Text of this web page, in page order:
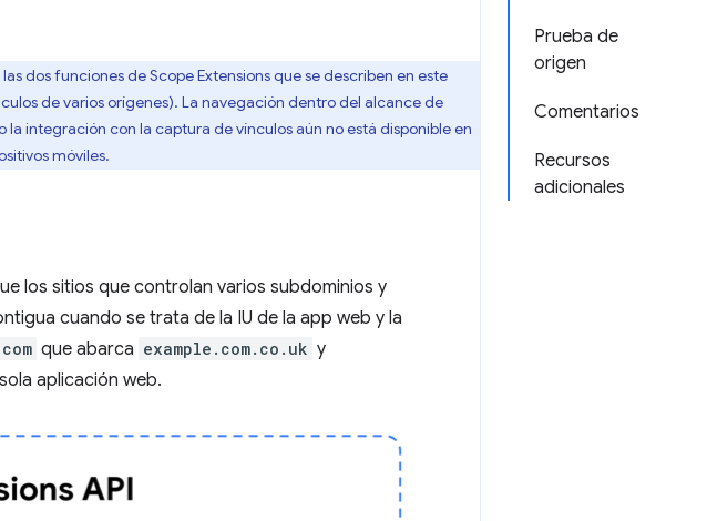
Prueba de
origen
Comentarios
Recursos
adicionales
dos funciones de Scope Extensions que se describen en este
de varios orígenes). La navegación dentro del alcance de
integración con la captura de vínculos aún no está disponible en
móviles.
los sitios que controlan varios subdominios y
cuando se trata de la IU de la app web y la
que abarca example.com.co.uk y
aplicación web.